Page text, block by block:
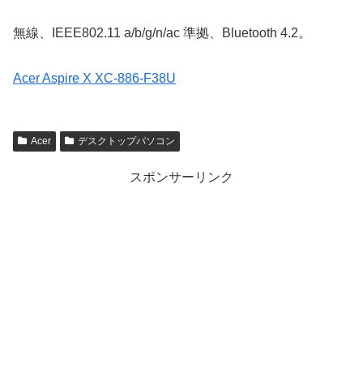
無線、IEEE802.11 a/b/g/n/ac 準拠、Bluetooth 4.2。
Acer Aspire X XC-886-F38U
Acer デスクトップパソコン
スポンサーリンク